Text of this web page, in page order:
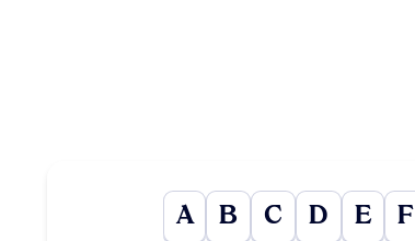
A B C D E F